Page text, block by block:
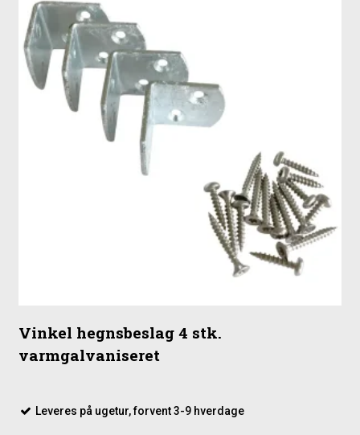
Vinkel hegnsbeslag 4 stk.
varmgalvaniseret
Leveres på ugetur, forvent 3-9 hverdage